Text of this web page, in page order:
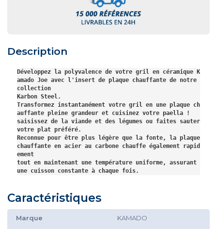
Description
Développez la polyvalence de votre gril en céramique K
amado Joe avec l'insert de plaque chauffante de notre
collection
Karbon Steel.
Transformez instantanément votre gril en une plaque ch
auffante pleine grandeur et cuisinez votre paella !
saisissez de la viande et des légumes ou faites sauter
votre plat préféré.
Reconnue pour être plus légère que la fonte, la plaque
chauffante en acier au carbone chauffe également rapid
ement
tout en maintenant une température uniforme, assurant
une cuisson constante à chaque fois.
Caractéristiques
Marque KAMADO